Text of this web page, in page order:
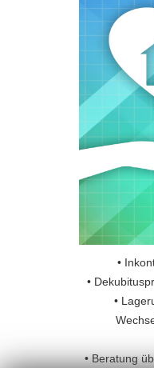
•
•
•
• Beratung